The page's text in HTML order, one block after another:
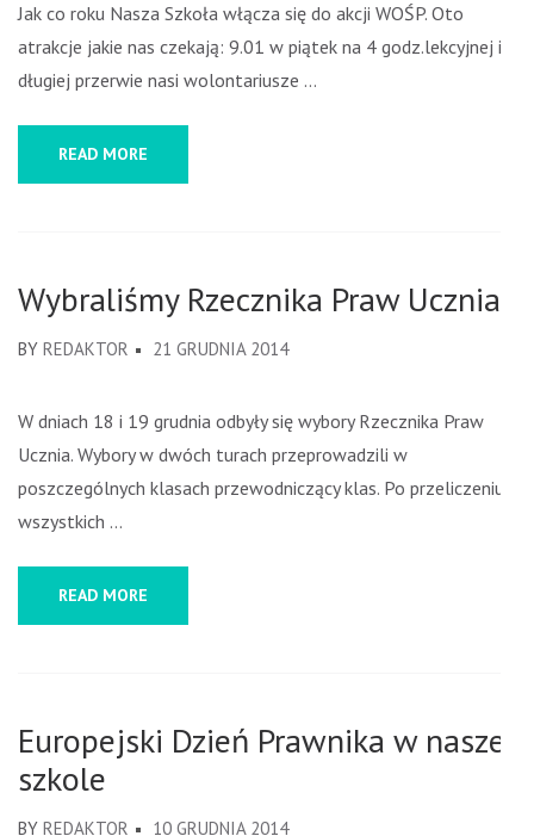
Jak co roku Nasza Szkoła włącza się do akcji WOŚP. Oto
atrakcje jakie nas czekają: 9.01 w piątek na 4 godz.lekcyjnej i
długiej przerwie nasi wolontariusze …
READ MORE
Wybraliśmy Rzecznika Praw Ucznia
BY REDAKTOR 21 GRUDNIA 2014
W dniach 18 i 19 grudnia odbyły się wybory Rzecznika Praw
Ucznia. Wybory w dwóch turach przeprowadzili w
poszczególnych klasach przewodniczący klas. Po przeliczeniu
wszystkich …
READ MORE
Europejski Dzień Prawnika w naszej
szkole
BY REDAKTOR 10 GRUDNIA 2014